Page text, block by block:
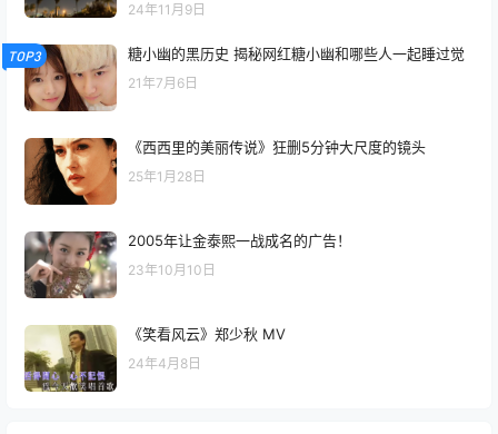
24年11月9日
TOP3 糖小幽的黑历史 揭秘网红糖小幽和哪些人一起睡过觉
21年7月6日
《西西里的美丽传说》狂删5分钟大尺度的镜头
25年1月28日
2005年让金泰熙一战成名的广告！
23年10月10日
《笑看风云》郑少秋 MV
24年4月8日